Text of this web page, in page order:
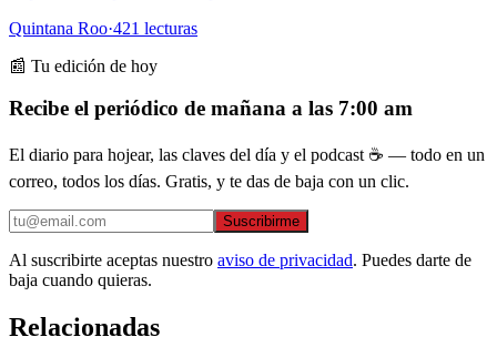
Quintana Roo·421 lecturas
📰 Tu edición de hoy
Recibe el periódico de mañana a las 7:00 am
El diario para hojear, las claves del día y el podcast ☕ — todo en un
correo, todos los días. Gratis, y te das de baja con un clic.
Suscribirme
Al suscribirte aceptas nuestro aviso de privacidad. Puedes darte de
baja cuando quieras.
Relacionadas